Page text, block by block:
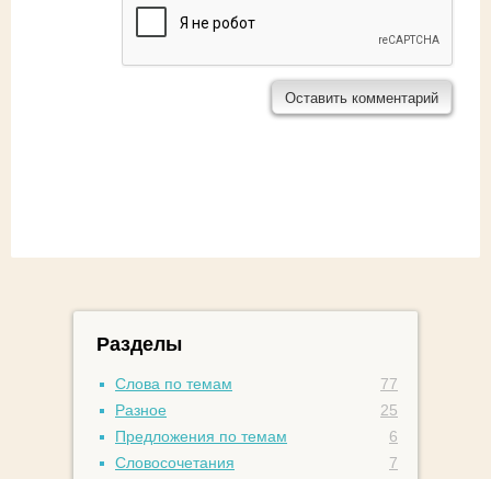
Разделы
Слова по темам
77
Разное
25
Предложения по темам
6
Словосочетания
7